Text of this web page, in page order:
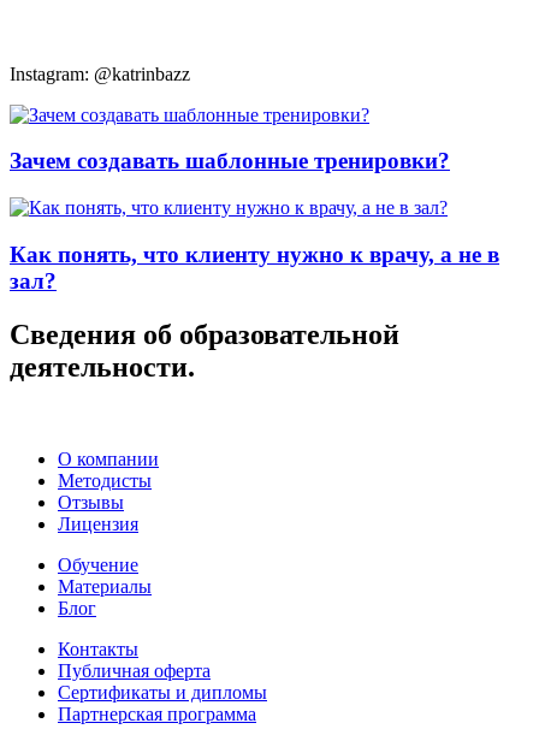
Instagram: @katrinbazz
Зачем создавать шаблонные тренировки?
Как понять, что клиенту нужно к врачу, а не в
зал?
Сведения об образовательной
деятельности.
О компании
Методисты
Отзывы
Лицензия
Обучение
Материалы
Блог
Контакты
Публичная оферта
Сертификаты и дипломы
Партнерская программа